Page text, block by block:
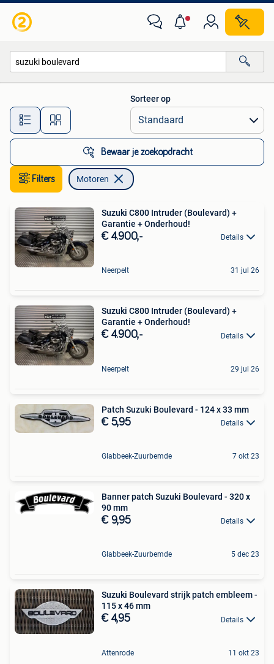
Alle afstanden…
Sorteer op
Bewaar je zoekopdracht
Filters Motoren
Suzuki C800 Intruder (Boulevard) +
Garantie + Onderhoud!
€ 4.900,- Details
Neerpelt 31 jul 26
Suzuki C800 Intruder (Boulevard) +
Garantie + Onderhoud!
€ 4.900,- Details
Neerpelt 29 jul 26
Patch Suzuki Boulevard - 124 x 33 mm
€ 5,95 Details
Glabbeek-Zuurbemde 7 okt 23
Banner patch Suzuki Boulevard - 320 x
90 mm
€ 9,95 Details
Glabbeek-Zuurbemde 5 dec 23
Suzuki Boulevard strijk patch embleem -
115 x 46 mm
€ 4,95 Details
Attenrode 11 okt 23